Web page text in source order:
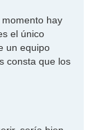
hay
el único
un equipo
consta que los